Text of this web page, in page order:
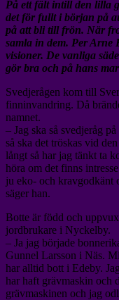
På ett fält intill den lilla
det för fullt i början på
på att bli till frön. När
samla in dem. Per Arne
visioner. De vanliga
gör bra och på hans
Svedjerågen kom till
finninvandring. Då
namnet.
– Jag ska så svedjeråg
så ska det tröskas vid
långt så har jag tänkt ta
höra om det finns
ju eko- och kravgodkänt
säger han.
Botte är född och
jordbrukare i Nyckelby.
– Ja jag började
Gunnel Larsson i Näs.
har alltid bott i Edeby.
har haft grävmaskin och
grävmaskinen och jag